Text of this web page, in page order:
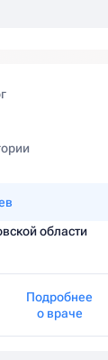
области
Подробнее
о враче